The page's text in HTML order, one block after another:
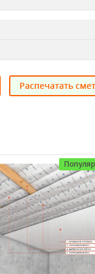
Распечатать